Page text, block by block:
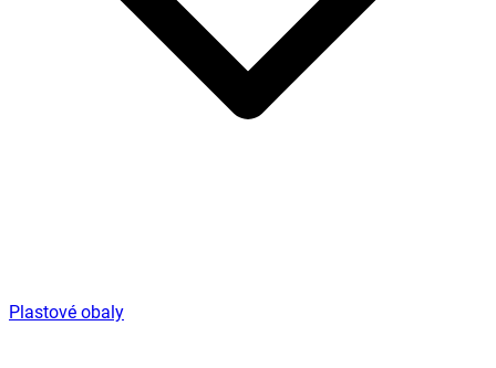
Plastové obaly